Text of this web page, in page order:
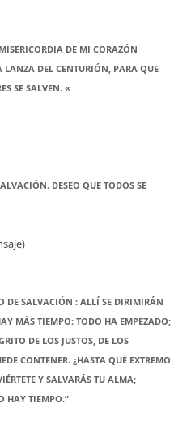
DE MI CORAZÓN
DEL CENTURIÓN, PARA QUE
SE SALVEN. «
DESEO QUE TODOS SE
SALVACIÓN : ALLÍ SE DIRIMIRÁN
MÁS TIEMPO: TODO HA EMPEZADO;
DE LOS JUSTOS, DE LOS
CONTENER. ¿HASTA QUÉ EXTREMO
Y SALVARÁS TU ALMA;
HAY TIEMPO.”